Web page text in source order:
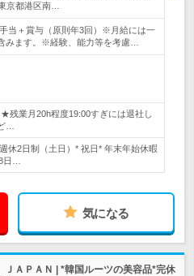
京都港区南…
当＋賞与（原則年3回）※月給には一
みます。※経験、能力等を考慮…
残業月20h程度19:00すぎには退社し
…
休2日制（土日）* 祝日* 年末年始休暇
日…
気になる
ＡＰＡＮ | *韓国ルーツの美容品*完休